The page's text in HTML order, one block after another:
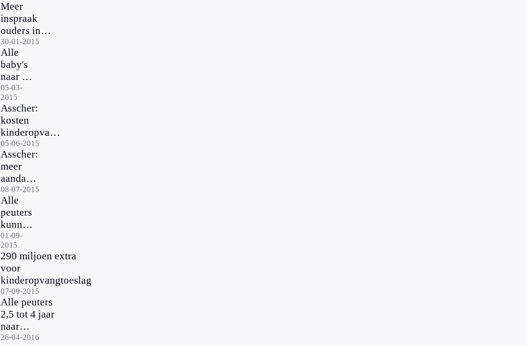
Meer
inspraak
ouders in
kinderopvang
30-01-2015
Alle
baby's
naar de
opvang
05-03-
2015
Asscher:
kosten
kinderopvang
vooraf
duidelijk
05-06-2015
Asscher:
meer
aandacht
voor
baby in
opvang
08-07-2015
Alle
peuters
kunnen
straks
naar de
opvang
01-09-
2015
290 miljoen extra
voor
kinderopvangtoeslag
07-09-2015
Alle peuters
2,5 tot 4 jaar
naar
kinderopvang
26-04-2016